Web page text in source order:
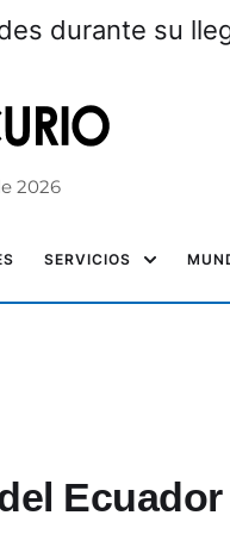
durante su
2026
SERVICIOS
Ecuador